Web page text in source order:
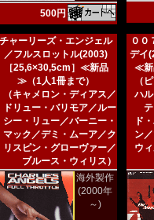
500円
チャーリーズ・エンジェル
／フルスロットル(2003)
［25,6×30,5cm］≪新品
≫（1人1冊まで）
（キャメロン・ディアス／
ドリュー・バリモア／ルー
シー・リュー／バーニー・
マック／デミ・ムーア／ク
リスピン・グローヴァー／
ブルース・ウィリス）
海外製作
(2000年
～)
００
デイ
≪新
（
ハ
ド
ン
ウ